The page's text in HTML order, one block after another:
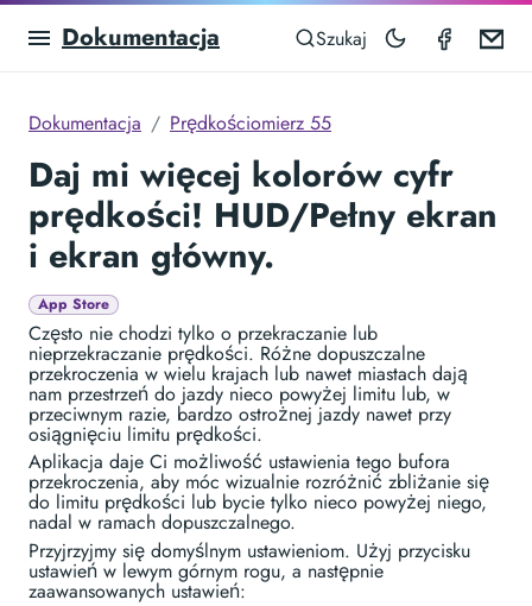
Dokumentacja Szukaj
Dokumentacja Prędkościomierz 55
Daj mi więcej kolorów cyfr
prędkości! HUD/Pełny ekran
i ekran główny.
App Store
Często nie chodzi tylko o przekraczanie lub
nieprzekraczanie prędkości. Różne dopuszczalne
przekroczenia w wielu krajach lub nawet miastach dają
nam przestrzeń do jazdy nieco powyżej limitu lub, w
przeciwnym razie, bardzo ostrożnej jazdy nawet przy
osiągnięciu limitu prędkości.
Aplikacja daje Ci możliwość ustawienia tego bufora
przekroczenia, aby móc wizualnie rozróżnić zbliżanie się
do limitu prędkości lub bycie tylko nieco powyżej niego,
nadal w ramach dopuszczalnego.
Przyjrzyjmy się domyślnym ustawieniom. Użyj przycisku
ustawień w lewym górnym rogu, a następnie
zaawansowanych ustawień: